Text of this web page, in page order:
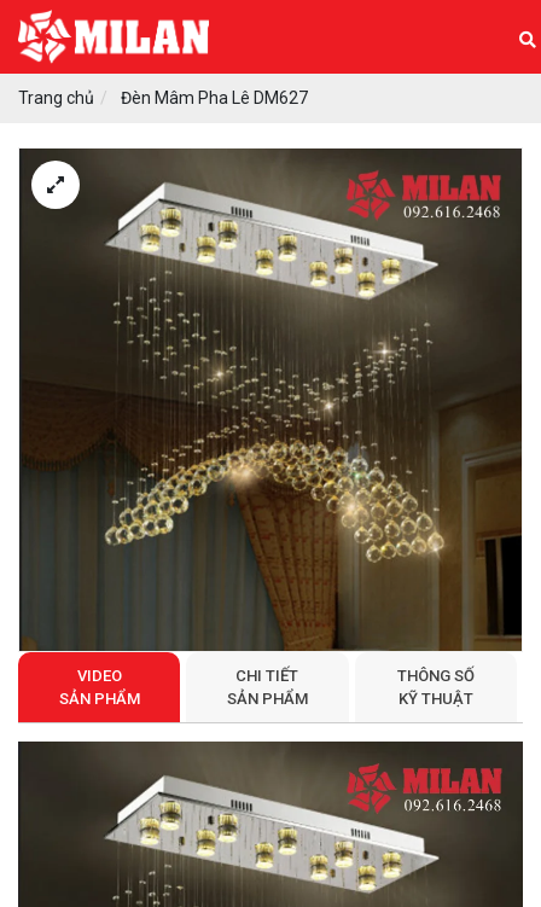
Trang chủ Đèn Mâm Pha Lê DM627
VIDEO
SẢN PHẨM
CHI TIẾT
SẢN PHẨM
THÔNG SỐ
KỸ THUẬT